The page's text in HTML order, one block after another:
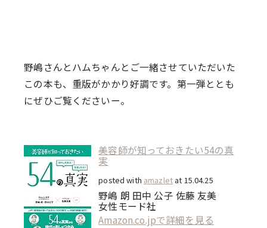
野嶋さんとハムちゃんとご一緒させていただいた
この本も、重版がかかり好調です。第一弾ととも
にぜひご覧くださいー。
美容師が知っておきたい54の真
実
posted with amazletat 15.04.25
野嶋 朗 田中 公子 佐藤 友美
女性モード社
Amazon.co.jpで詳細を見る